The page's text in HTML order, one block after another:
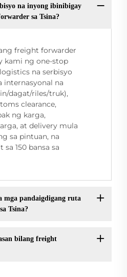
na inyong ibinibigay
sa Tsina?
freight forwarder
kami ng one-stop
na serbisyo
internasyonal na
dagat/riles/truk),
clearance,
ng karga,
at delivery mula
sa pintuan, na
150 bansa sa
mga pandaigdigang ruta
Tsina?
bilang freight